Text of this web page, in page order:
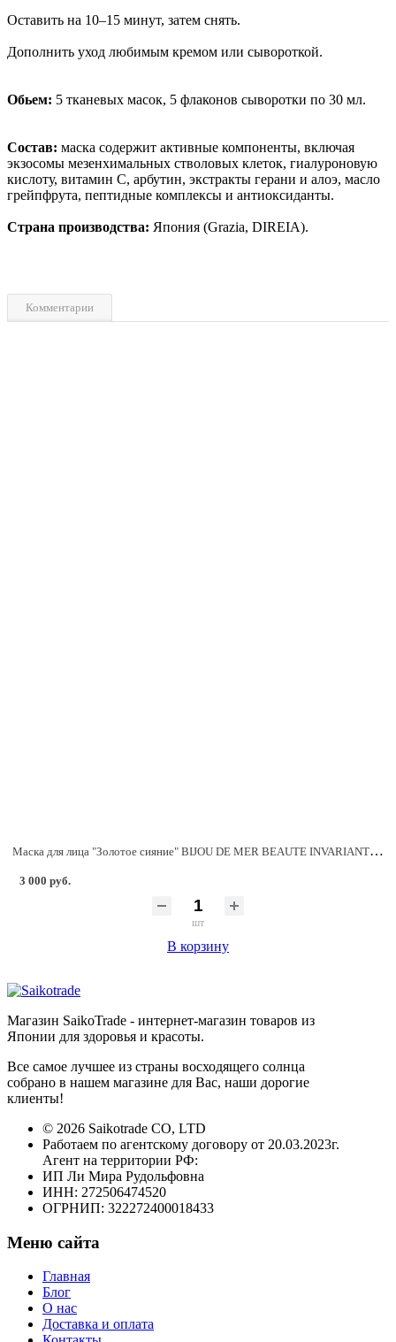
Оставить на 10–15 минут, затем снять.
Дополнить уход любимым кремом или сывороткой.
Обьем: 5 тканевых масок, 5 флаконов сыворотки по 30 мл.
Состав: маска содержит активные компоненты, включая
экзосомы мезенхимальных стволовых клеток, гиалуроновую
кислоту, витамин С, арбутин, экстракты герани и алоэ, масло
грейпфрута, пептидные комплексы и антиоксиданты.
Страна производства: Япония (Grazia, DIREIA).
Комментарии
Маска для лица "Золотое сияние" BIJOU DE MER BEAUTE INVARIANTE Golden Radiance Pack, 20г
3 000 руб.
шт
В корзину
Магазин SaikoTrade - интернет-магазин товаров из
Японии для здоровья и красоты.
Все самое лучшее из страны восходящего солнца
собрано в нашем магазине для Вас, наши дорогие
клиенты!
© 2026 Saikotrade CO, LTD
Работаем по агентскому договору от 20.03.2023г.
Агент на территории РФ:
ИП Ли Мира Рудольфовна
ИНН: 272506474520
ОГРНИП: 322272400018433
Меню сайта
Главная
Блог
О нас
Доставка и оплата